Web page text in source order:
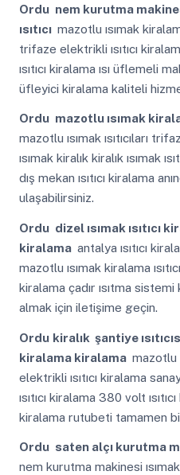
Ordu nem kurutma
ısıtıcı mazotlu ısımak
trifaze elektrikli ısıtıcı
ısıtıcı kiralama ısı üflemeli
üfleyici kiralama kaliteli
Ordu mazotlu ısımak
mazotlu ısımak ısıtıcıları
ısımak kiralık kiralık ısımak
dış mekan ısıtıcı kiralama
ulaşabilirsiniz.
Ordu dizel ısımak ısıtıcı
kiralama antalya ısıtıcı
mazotlu ısımak kiralama
kiralama çadır ısıtma
almak için iletişime geçin.
Ordu kiralık şantiye
kiralama kiralama mazotlu
elektrikli ısıtıcı kiralama
ısıtıcı kiralama 380 volt
kiralama rutubeti tamamen
Ordu saten alçı kurutma
nem kurutma makinesi ısımak